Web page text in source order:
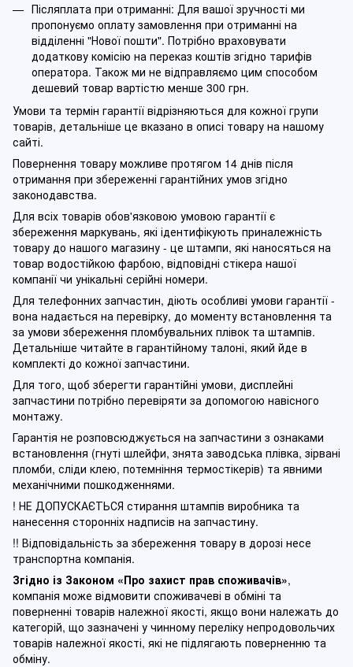
Післяплата при отриманні: Для вашої зручності ми
пропонуємо оплату замовлення при отриманні на
відділенні "Нової пошти". Потрібно враховувати
додаткову комісію на переказ коштів згідно тарифів
оператора. Також ми не відправляємо цим способом
дешевий товар вартістю менше 300 грн.
Умови та термін гарантії відрізняються для кожної групи
товарів, детальніше це вказано в описі товару на нашому
сайті.
Повернення товару можливе протягом 14 днів після
отримання при збереженні гарантійних умов згідно
законодавства.
Для всіх товарів обов'язковою умовою гарантії є
збереження маркувань, які ідентифікують приналежність
товару до нашого магазину - це штампи, які наносяться на
товар водостійкою фарбою, відповідні стікера нашої
компанії чи унікальні серійні номери.
Для телефонних запчастин, діють особливі умови гарантії -
вона надається на перевірку, до моменту встановлення та
за умови збереження пломбувальних плівок та штампів.
Детальніше читайте в гарантійному талоні, який йде в
комплекті до кожної запчастини.
Для того, щоб зберегти гарантійні умови, дисплейні
запчастини потрібно перевіряти за допомогою навісного
монтажу.
Гарантія не розповсюджується на запчастини з ознаками
встановлення (гнуті шлейфи, знята заводська плівка, зірвані
пломби, сліди клею, потемніння термостікерів) та явними
механічними пошкодженнями.
! НЕ ДОПУСКАЄТЬСЯ стирання штампів виробника та
нанесення сторонніх надписів на запчастину.
!! Відповідальність за збереження товару в дорозі несе
транспортна компанія.
Згідно із Законом «Про захист прав споживачів»,
компанія може відмовити споживачеві в обміні та
поверненні товарів належної якості, якщо вони належать до
категорій, що зазначені у чинному переліку непродовольчих
товарів належної якості, які не підлягають поверненню та
обміну.